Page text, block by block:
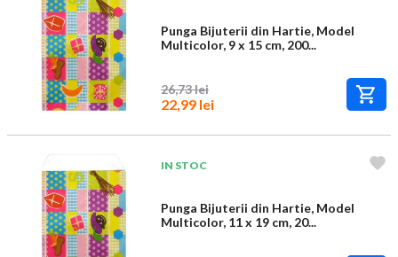
Punga Bijuterii din Hartie, Model
Multicolor, 9 x 15 cm, 200...
26,73 lei
22,99 lei
IN STOC
Punga Bijuterii din Hartie, Model
Multicolor, 11 x 19 cm, 20...